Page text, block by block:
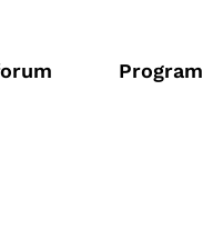
Program